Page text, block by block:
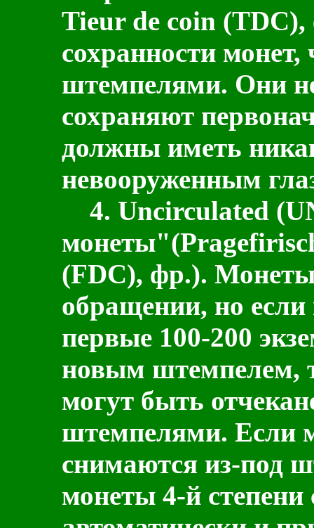
Tieur de coin
сохранности
штемпелями. Они
сохраняют
должны иметь
невооруженным
4. Uncirculated (
(FDC), фр.).
обращении, но
первые 100-200
новым штемпелем,
могут быть
штемпелями. Если
снимаются из-под
монеты 4-й